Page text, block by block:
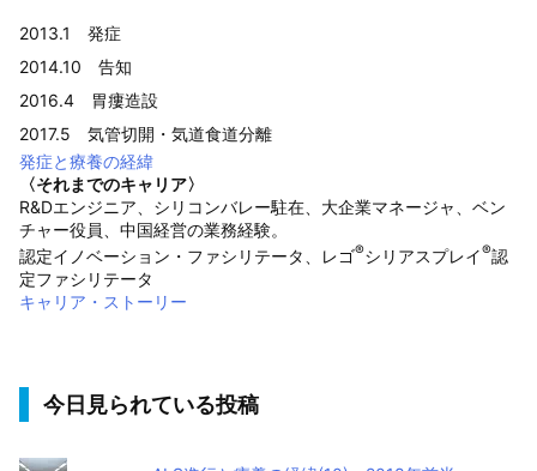
2013.1 発症
2014.10 告知
2016.4 胃瘻造設
2017.5 気管切開・気道食道分離
発症と療養の経緯
〈それまでのキャリア〉
R&Dエンジニア、シリコンバレー駐在、大企業マネージャ、ベン
チャー役員、中国経営の業務経験。
認定イノベーション・ファシリテータ、レゴ®シリアスプレイ®認
定ファシリテータ
キャリア・ストーリー
今日見られている投稿